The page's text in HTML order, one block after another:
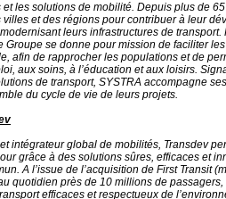
les solutions de mobilité. Depuis plus de
villes et des régions pour contribuer à leur
leurs infrastructures de transport.
Groupe se donne pour mission de faciliter
afin de rapprocher les populations et de
aux soins, à l’éducation et aux loisirs.
de transport, SYSTRA accompagne
du cycle de vie de leurs projets.
intégrateur global de mobilités, Transdev
grâce à des solutions sûres, efficaces et
A l’issue de l’acquisition de First Transit
quotidien près de 10 millions de
efficaces et respectueux de